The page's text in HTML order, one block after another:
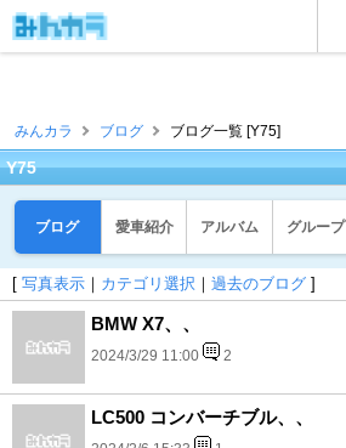
みんカラ ブログ ブログ一覧 [Y75]
Y75
ブログ 愛車紹介 アルバム グループ
[ 写真表示 ｜ カテゴリ選択 ｜ 過去のブログ ]
BMW X7、、
2024/3/29 11:00 2
LC500 コンバーチブル、、